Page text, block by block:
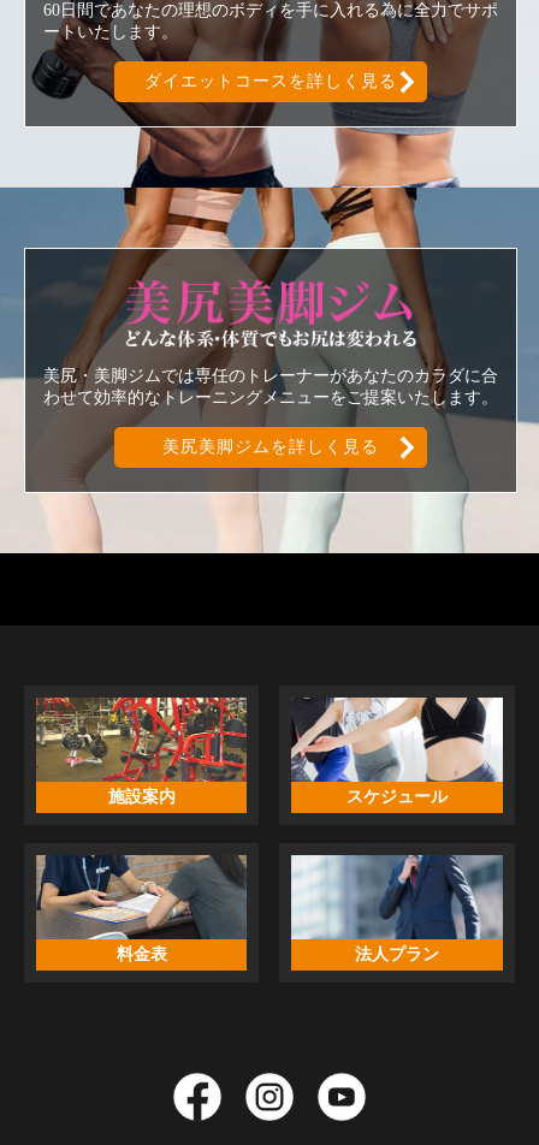
60日間であなたの理想のボディを手に入れる為に全力でサポ
ートいたします。
ダイエットコースを詳しく見る
美尻美脚ジ
美尻・美脚ジムでは専任のトレーナーがあなたのカラダに合
わせて効率的なトレーニングメニューをご提案いたします。
美尻美脚ジムを詳しく見る
施設案内 スケジュール
料金表 法人プラン